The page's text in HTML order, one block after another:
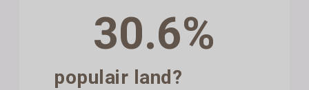
30.6%
populair land?